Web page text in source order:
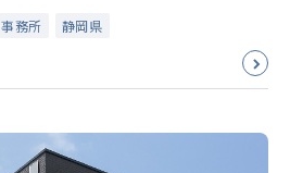
事務所 静岡県